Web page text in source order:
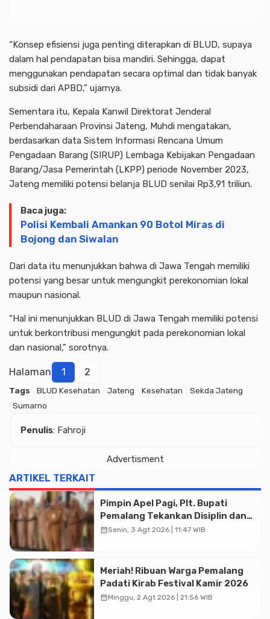
“Konsep efisiensi juga penting diterapkan di BLUD, supaya
dalam hal pendapatan bisa mandiri. Sehingga, dapat
menggunakan pendapatan secara optimal dan tidak banyak
subsidi dari APBD,” ujarnya.
Sementara itu, Kepala Kanwil Direktorat Jenderal
Perbendaharaan Provinsi Jateng, Muhdi mengatakan,
berdasarkan data Sistem Informasi Rencana Umum
Pengadaan Barang (SIRUP) Lembaga Kebijakan Pengadaan
Barang/Jasa Pemerintah (LKPP) periode November 2023,
Jateng memiliki potensi belanja BLUD senilai Rp3,91 triliun.
Baca juga:
Polisi Kembali Amankan 90 Botol Miras di
Bojong dan Siwalan
Dari data itu menunjukkan bahwa di Jawa Tengah memiliki
potensi yang besar untuk mengungkit perekonomian lokal
maupun nasional.
“Hal ini menunjukkan BLUD di Jawa Tengah memiliki potensi
untuk berkontribusi mengungkit pada perekonomian lokal
dan nasional,” sorotnya.
Halaman 1 2
Tags BLUD Kesehatan Jateng Kesehatan
Sekda Jateng
Sumarno
Penulis: Fahroji
Advertisment
ARTIKEL TERKAIT
Pimpin Apel Pagi, Plt. Bupati
Pemalang Tekankan Disiplin dan
Soliditas ASN untuk Pelayanan
calendar_monthSenin, 3 Agt 2026 | 11:47 WIB
Meriah! Ribuan Warga Pemalang
Padati Kirab Festival Kamir 2026
calendar_monthMinggu, 2 Agt 2026 | 21:56 WIB